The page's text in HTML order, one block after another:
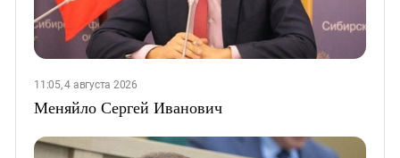
11:05, 4 августа 2026
Меняйло Сергей Иванович